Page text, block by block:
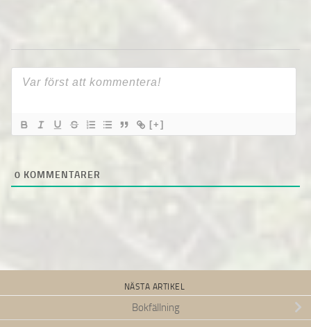
[+]
0 KOMMENTARER
NÄSTA ARTIKEL
Bokfällning